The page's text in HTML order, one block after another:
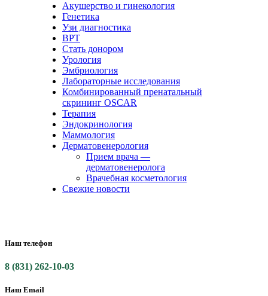
Акушерство и гинекология
Генетика
Узи диагностика
ВРТ
Стать донором
Урология
Эмбриология
Лабораторные исследования
Комбинированный пренатальный
скрининг OSCAR
Терапия
Эндокринология
Маммология
Дерматовенерология
Прием врача —
дерматовенеролога
Врачебная косметология
Свежие новости
Наш телефон
8 (831) 262-10-03
Наш Email